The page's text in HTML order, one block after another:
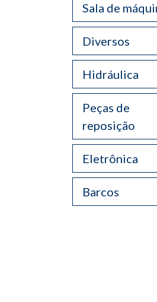
Sala de
Diversos
Hidráulica
Peças de
reposição
Eletrônica
Barcos